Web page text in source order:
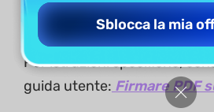
inseriscila nell'apposito
Per istruzioni specifiche,
guida utente: Firmare PDF
Sblocca la mia